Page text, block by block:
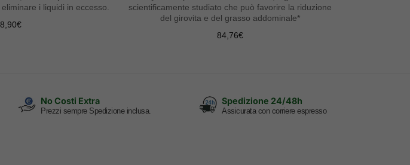
i liquidi in eccesso.
€
scientificamente studiato che può favorire la riduzione
del girovita e del grasso addominale*
84,76€
No Costi Extra
Prezzi sempre Spedizione inclusa.
Spedizione 24/48h
Assicurata con corriere espresso